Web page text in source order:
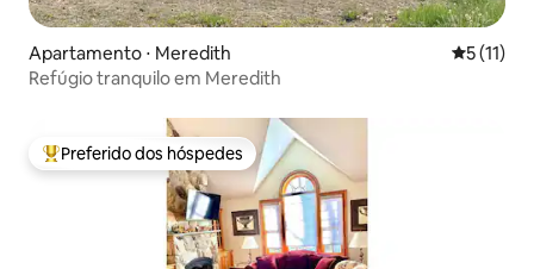
Apartamento ⋅ Meredith 5 de uma
5 (11)
Refúgio tranquilo em Meredith
Entre os melhores preferidos dos hóspedes
Preferido dos hóspedes